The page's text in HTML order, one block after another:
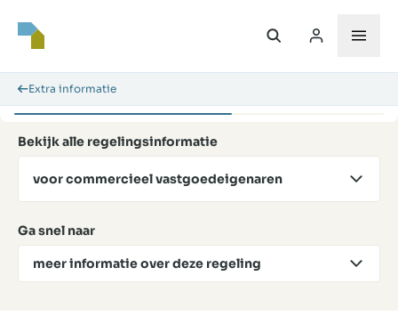
Extra informatie
Bekijk alle regelingsinformatie
voor commercieel vastgoedeigenaren
Ga snel naar
meer informatie over deze regeling